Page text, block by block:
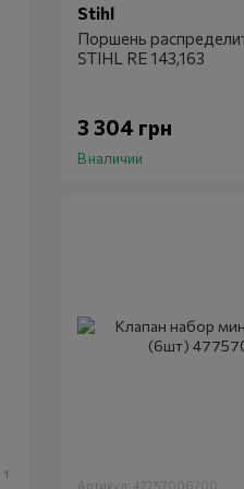
Stihl
Поршень
STIHL RE 143,163
3 304 грн
В наличии
Артикул: 47757006200
1